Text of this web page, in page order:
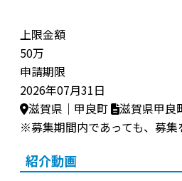
上限金額
50万
申請期限
2026年07月31日
滋賀県｜甲良町
滋賀県甲良
※募集期間内であっても、募
紹介動画